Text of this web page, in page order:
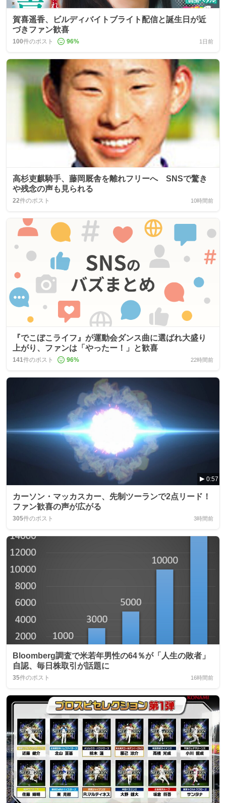
賀喜遥香、ビルディバイトブライト配信と誕生日が近
づきファン歓喜
100件のポスト 96% 1日前
高杉吏麒騎手、藤岡厩舎を離れフリーへ SNSで驚き
や残念の声も見られる
22件のポスト 10時間前
『でこぼこライフ』が運動会ダンス曲に選ばれ大盛り
上がり、ファンは「やったー！」と歓喜
141件のポスト 96% 22時間前
0:57
カーソン・マッカスカー、先制ツーランで2点リード！
ファン歓喜の声が広がる
305件のポスト 3時間前
Bloomberg調査で米若年男性の64％が「人生の敗者」
自認、毎日株取引が話題に
35件のポスト 16時間前